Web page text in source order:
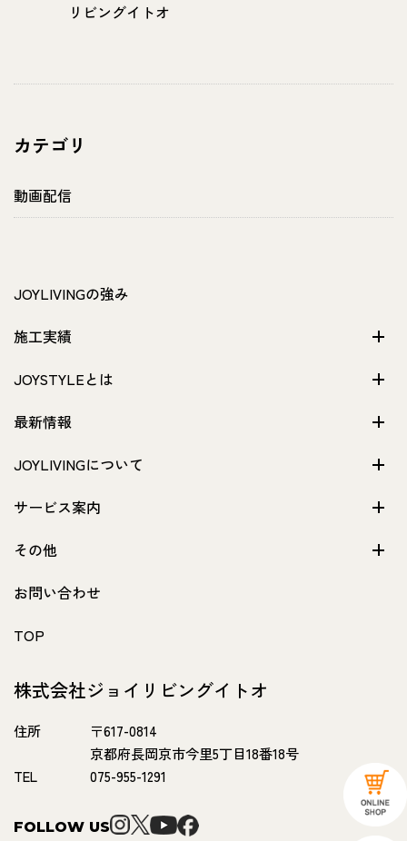
カテゴリ
動画配信
リビングイトオ
JOYLIVINGの強み
施工実績
JOYSTYLEとは
最新情報
JOYLIVINGについて
サービス案内
その他
お問い合わせ
TOP
株式会社ジョイリビングイトオ
住所
〒617-0814
京都府長岡京市今里5丁目18番18号
TEL
075-955-1291
FOLLOW US